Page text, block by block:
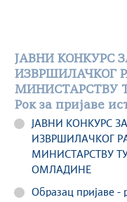
ЈАВНИ КОНКУРС
ИЗВРШИЛАЧКОГ
МИНИСТАРСТВУ
Рок за пријаве
ЈАВНИ КОНКУРС
ИЗВРШИЛАЧКОГ
МИНИСТАРСТВУ
ОМЛАДИНЕ
Образац пријаве -